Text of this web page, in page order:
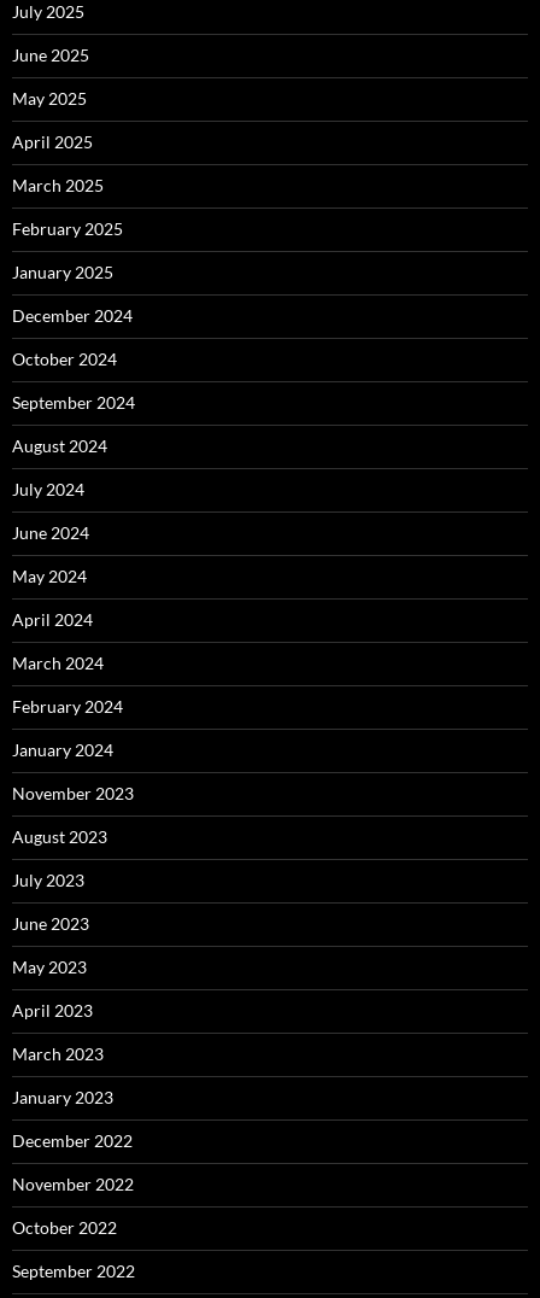
July 2025
June 2025
May 2025
April 2025
March 2025
February 2025
January 2025
December 2024
October 2024
September 2024
August 2024
July 2024
June 2024
May 2024
April 2024
March 2024
February 2024
January 2024
November 2023
August 2023
July 2023
June 2023
May 2023
April 2023
March 2023
January 2023
December 2022
November 2022
October 2022
September 2022